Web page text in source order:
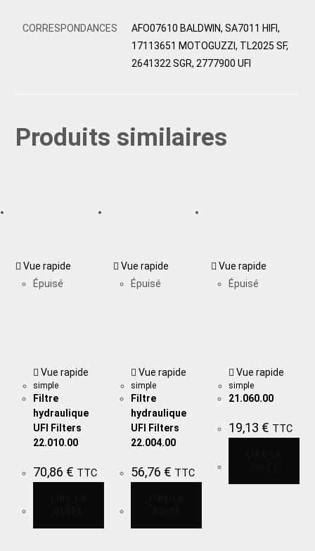
CORRESPONDANCES
AFO07610 BALDWIN, SA7011 HIFI,
17113651 MOTOGUZZI, TL2025 SF,
2641322 SGR, 2777900 UFI
Produits similaires
Vue rapide
Épuisé
Vue rapide
simple
Filtre
hydraulique
UFI Filters
22.010.00
70,86 € TTC
Vue rapide
Épuisé
Vue rapide
simple
Filtre
hydraulique
UFI Filters
22.004.00
56,76 € TTC
Vue rapide
Épuisé
Vue rapide
simple
21.060.00
19,13 € TTC